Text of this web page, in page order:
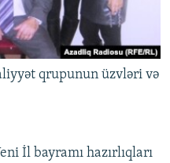
qrupunun üzvləri və
İl bayramı hazırlıqları